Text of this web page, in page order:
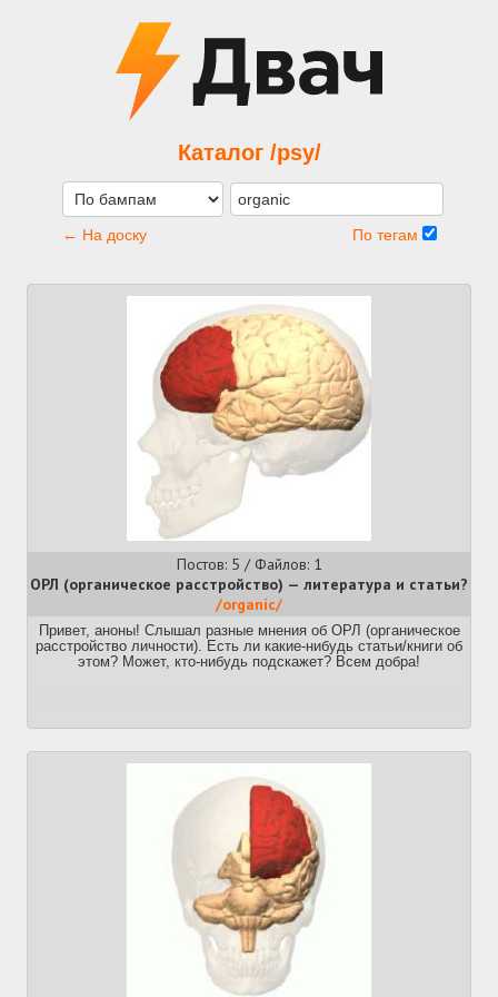
Каталог /psy/
← На доску По тегам
Постов: 5 / Файлов: 1
ОРЛ (органическое расстройство) — литература и статьи?
/organic/
Привет, аноны! Слышал разные мнения об ОРЛ (органическое
расстройство личности). Есть ли какие-нибудь статьи/книги об
этом? Может, кто-нибудь подскажет? Всем добра!